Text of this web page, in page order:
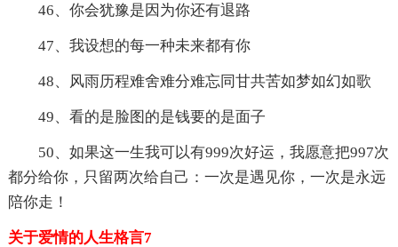
46、你会犹豫是因为你还有退路
47、我设想的每一种未来都有你
48、风雨历程难舍难分难忘同甘共苦如梦如幻如歌
49、看的是脸图的是钱要的是面子
50、如果这一生我可以有999次好运，我愿意把997次
都分给你，只留两次给自己：一次是遇见你，一次是永远
陪你走！
关于爱情的人生格言7